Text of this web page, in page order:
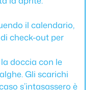
il calendario,
check-out per
doccia con le
Gli scarichi
s’intasassero è